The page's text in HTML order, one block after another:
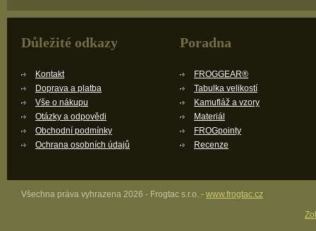
Důležité odkazy
Kontakt
Doprava a platba
Vše o nákupu
Otázky a odpovědi
Obchodní podmínky
Ochrana osobních údajů
Poradna
FROGGEAR®
Tabulka velikostí
Kamufláž a vzory
Materiál
FROGpointy
Recenze
Všechna práva vyhrazena 2026 - Frogtac s.r.o. - www.frogtac.cz